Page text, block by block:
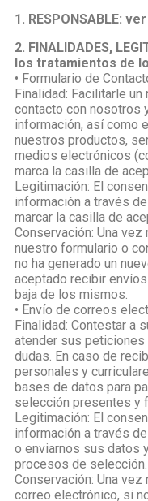
1. RESPONSABLE:
2. FINALIDADES,
los tratamientos de
• Formulario de
Finalidad: Facilitarle
contacto con nosotros
información, así como
nuestros productos,
medios electrónicos
marca la casilla de
Legitimación: El
información a través
marcar la casilla de
Conservación: Una
nuestro formulario o
no ha generado un
aceptado recibir
baja de los mismos.
• Envío de correos
Finalidad: Contestar a
atender sus
dudas. En caso de
personales y
bases de datos para
selección presentes y
Legitimación: El
información a través
o enviarnos sus datos
procesos de selección.
Conservación: Una
correo electrónico, si